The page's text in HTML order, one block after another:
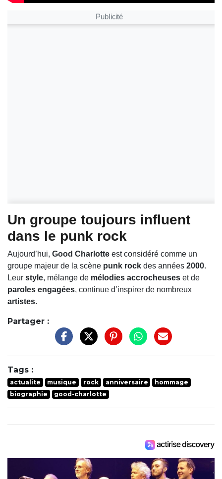
Publicité
Un groupe toujours influent
dans le punk rock
Aujourd’hui, Good Charlotte est considéré comme un
groupe majeur de la scène punk rock des années 2000.
Leur style, mélange de mélodies accrocheuses et de
paroles engagées, continue d’inspirer de nombreux
artistes.
Partager :
Tags :
actualite musique rock anniversaire
hommage
biographie
good-charlotte